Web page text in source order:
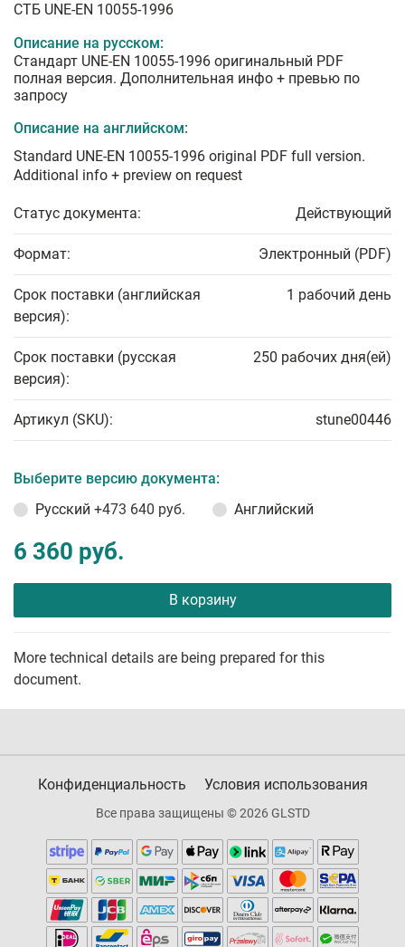
СТБ UNE-EN 10055-1996
Описание на русском:
Стандарт UNE-EN 10055-1996 оригинальный PDF
полная версия. Дополнительная инфо + превью по
запросу
Описание на английском:
Standard UNE-EN 10055-1996 original PDF full version.
Additional info + preview on request
Статус документа: Действующий
Формат: Электронный (PDF)
Срок поставки (английская
версия):
1 рабочий день
Срок поставки (русская
версия):
250 рабочих дня(ей)
Артикул (SKU): stune00446
Выберите версию документа:
Русский +473 640 руб. Английский
6 360 руб.
В корзину
More technical details are being prepared for this
document.
Конфиденциальность Условия использования
Все права защищены © 2026 GLSTD